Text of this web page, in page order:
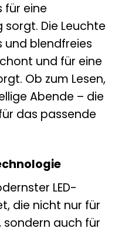
für eine
Die Leuchte
blendfreies
und für eine
Ob zum Lesen,
Abende – die
das passende
LED-
die nicht nur für
sondern auch für